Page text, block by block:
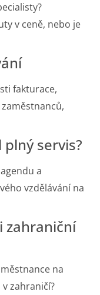
v ceně, nebo je
fakturace,
servis?
a
vzdělávání na
zahraniční
na
zahraničí?